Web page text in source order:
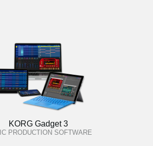
KORG Gadget 3
PRODUCTION SOFTWARE